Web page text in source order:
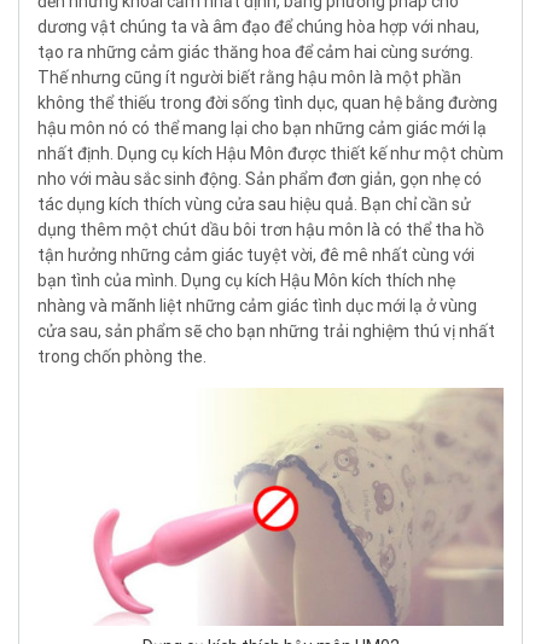
dương vật chúng ta và âm đạo để chúng hòa hợp với nhau,
tạo ra những cảm giác thăng hoa để cảm hai cùng sướng.
Thế nhưng cũng ít người biết rằng hậu môn là một phần
không thể thiếu trong đời sống tình dục, quan hệ bằng đường
hậu môn nó có thể mang lại cho bạn những cảm giác mới lạ
nhất định. Dụng cụ kích Hậu Môn được thiết kế như một chùm
nho với màu sắc sinh động. Sản phẩm đơn giản, gọn nhẹ có
tác dụng kích thích vùng cửa sau hiệu quả. Bạn chỉ cần sử
dụng thêm một chút dầu bôi trơn hậu môn là có thể tha hồ
tận hưởng những cảm giác tuyệt vời, đê mê nhất cùng với
bạn tình của mình. Dụng cụ kích Hậu Môn kích thích nhẹ
nhàng và mãnh liệt những cảm giác tình dục mới lạ ở vùng
cửa sau, sản phẩm sẽ cho bạn những trải nghiệm thú vị nhất
trong chốn phòng the.